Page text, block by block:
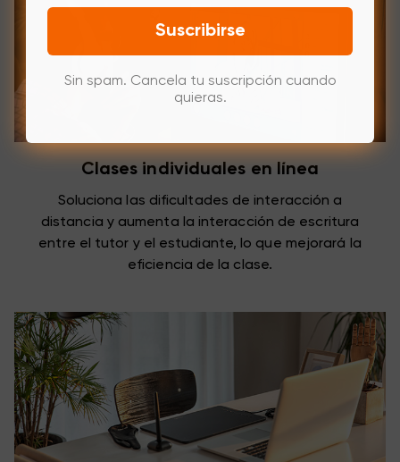
Clases individuales en línea
Soluciona las dificultades de interacción a
distancia y aumenta la interacción de escritura
entre el tutor y el estudiante, lo que mejorará la
eficiencia de la clase.
Suscribirse
Sin spam. Cancela tu suscripción cuando
quieras.